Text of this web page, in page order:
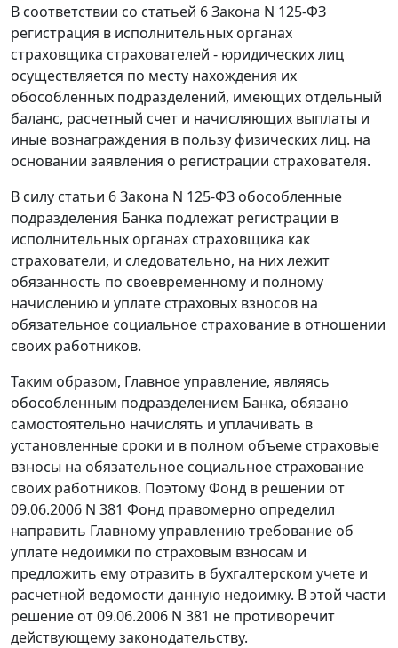
В соответствии со статьей 6Закона N 125-ФЗ
регистрация в исполнительных органах
страховщика страхователей - юридических лиц
осуществляется по месту нахождения их
обособленных подразделений, имеющих отдельный
баланс, расчетный счет и начисляющих выплаты и
иные вознаграждения в пользу физических лиц. на
основании заявления о регистрации страхователя.
В силу статьи 6Закона N 125-ФЗ обособленные
подразделения Банка подлежат регистрации в
исполнительных органах страховщика как
страхователи, и следовательно, на них лежит
обязанность по своевременному и полному
начислению и уплате страховых взносов на
обязательное социальное страхование в отношении
своих работников.
Таким образом, Главное управление, являясь
обособленным подразделением Банка, обязано
самостоятельно начислять и уплачивать в
установленные сроки и в полном объеме страховые
взносы на обязательное социальное страхование
своих работников. Поэтому Фонд в решении от
09.06.2006 N 381 Фонд правомерно определил
направить Главному управлению требование об
уплате недоимки по страховым взносам и
предложить ему отразить в бухгалтерском учете и
расчетной ведомости данную недоимку. В этой части
решение от 09.06.2006 N 381 не противоречит
действующему законодательству.